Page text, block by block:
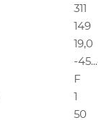
311
149
19,0
-
F
1
50